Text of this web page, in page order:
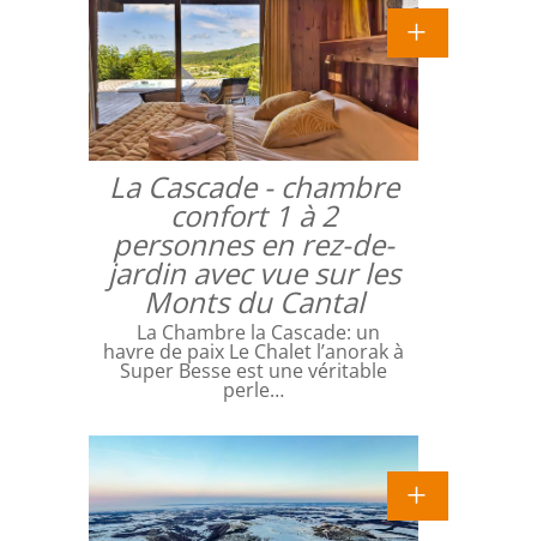
La Cascade - chambre
confort 1 à 2
personnes en rez-de-
jardin avec vue sur les
Monts du Cantal
La Chambre la Cascade: un
havre de paix Le Chalet l’anorak à
Super Besse est une véritable
perle…